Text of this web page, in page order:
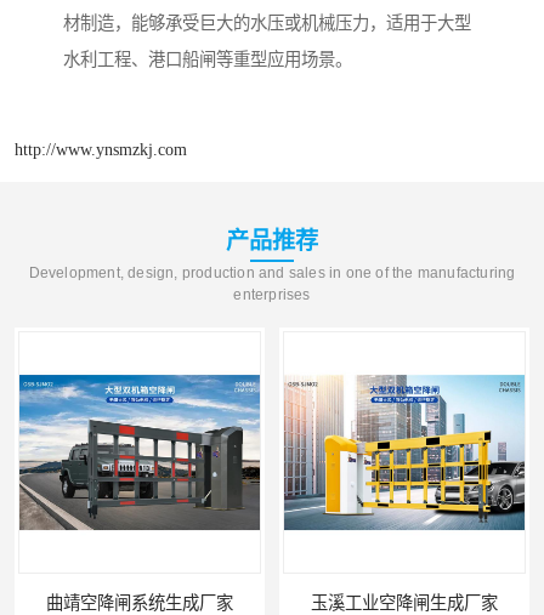
材制造，能够承受巨大的水压或机械压力，适用于大型
水利工程、港口船闸等重型应用场景。
http://www.ynsmzkj.com
产品推荐
Development, design, production and sales in one of the manufacturing
enterprises
曲靖空降闸系统生成厂家 玉溪工业空降闸生成厂家